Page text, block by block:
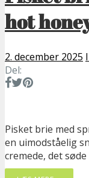
hot
2. december 2025
Del:
Pisket brie med
en uimodståelig
cremede, det